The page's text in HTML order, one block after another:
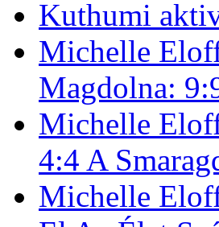
Kuthumi
Michelle
Magdolna:
Michelle
4:4 A
Michelle